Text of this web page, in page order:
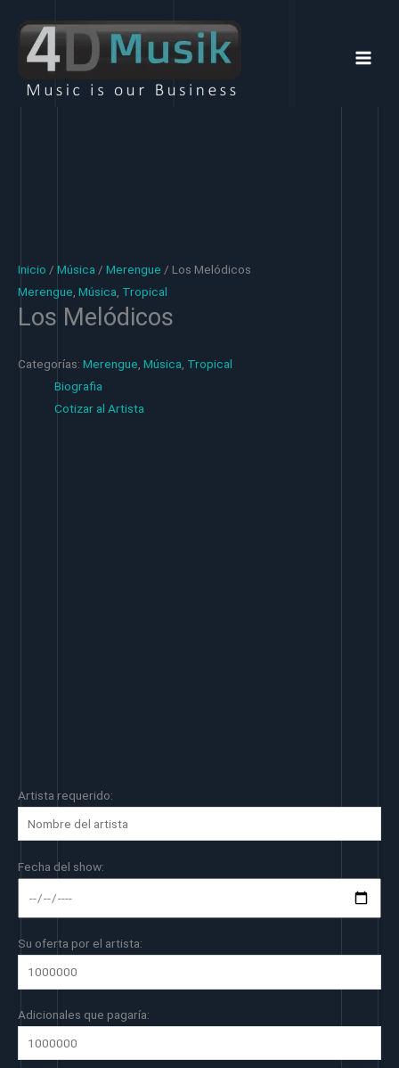
contenido
Inicio / Música / Merengue / Los Melódicos
Merengue, Música, Tropical
Los Melódicos
Categorías: Merengue, Música, Tropical
Biografia
Cotizar al Artista
Artista requerido:
Fecha del show:
Su oferta por el artista:
Adicionales que pagaría: